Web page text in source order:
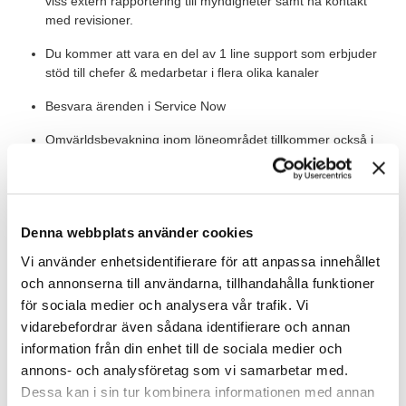
Denna webbplats använder cookies
Vi använder enhetsidentifierare för att anpassa innehållet
och annonserna till användarna, tillhandahålla funktioner
för sociala medier och analysera vår trafik. Vi
vidarebefordrar även sådana identifierare och annan
information från din enhet till de sociala medier och
annons- och analysföretag som vi samarbetar med.
Dessa kan i sin tur kombinera informationen med annan
med revisioner.
Du kommer att vara en del av 1 line support som erbjuder
stöd till chefer & medarbetar i flera olika kanaler
Besvara ärenden i Service Now
Omvärldsbevakning inom löneområdet tillkommer också i
Det här är ett konsultuppdrag på heltid. Arbetet är förlagt på
kontorstider och du kommer arbeta från vår kunds huvudkontor i
centrala Stockholm. Det finns möjlighet till hybridarbete.
som möjligt.